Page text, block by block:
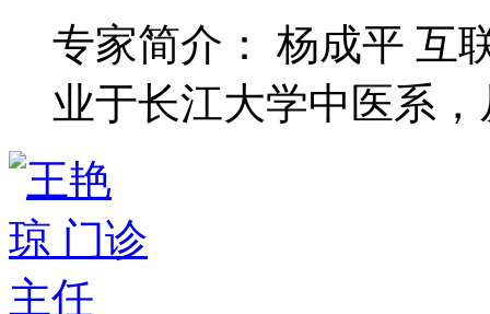
专家简介： 杨成平 互
业于长江大学中医系，